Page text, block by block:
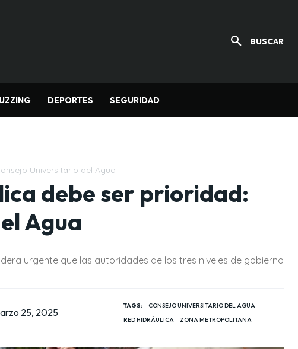
BUSCAR
DEPORTES SEGURIDAD
Universitario del Agua
debe ser prioridad:
Agua
urgente que las autoridades de los tres niveles de gobierno
25, 2025
TAGS:
CONSEJO UNIVERSITARIO DEL AGUA
RED HIDRÁULICA
ZONA METROPOLITANA